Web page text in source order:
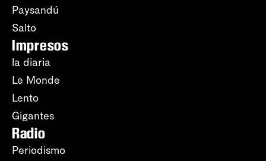
Paysandú
Salto
Impresos
la diaria
Le Monde
Lento
Gigantes
Radio
Periodismo